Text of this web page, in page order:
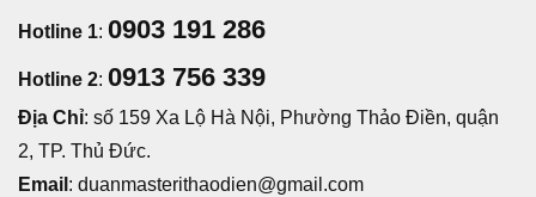
Hotline 1: 0903 191 286
Hotline 2: 0913 756 339
Địa Chỉ: số 159 Xa Lộ Hà Nội, Phường Thảo Điền, quận
2, TP. Thủ Đức.
Email : duanmasterithaodien@gmail.com